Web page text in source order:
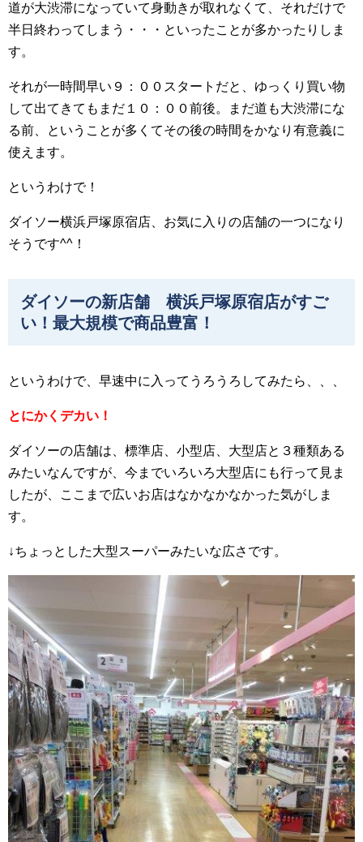
道が大渋滞になっていて身動きが取れなくて、それだけで
半日終わってしまう・・・といったことが多かったりしま
す。
それが一時間早い９：００スタートだと、ゆっくり買い物
して出てきてもまだ１０：００前後。まだ道も大渋滞にな
る前、ということが多くてその後の時間をかなり有意義に
使えます。
というわけで！
ダイソー横浜戸塚原宿店、お気に入りの店舗の一つになり
そうです^^！
ダイソーの新店舗 横浜戸塚原宿店がすご
い！最大規模で商品豊富！
というわけで、早速中に入ってうろうろしてみたら、、、
とにかくデカい！
ダイソーの店舗は、標準店、小型店、大型店と３種類ある
みたいなんですが、今までいろいろ大型店にも行って見ま
したが、ここまで広いお店はなかなかなかった気がしま
す。
↓ちょっとした大型スーパーみたいな広さです。